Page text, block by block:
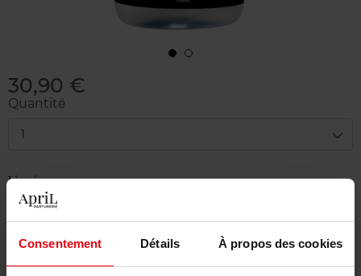
Consentement Détails À propos des cookies
30,90 €
Quantité
1
Livraison
En stock
Ajouter au panier